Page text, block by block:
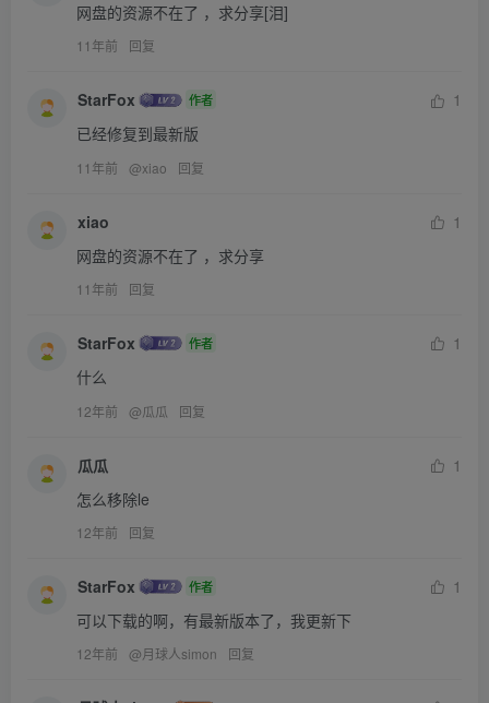
网盘的资源不在了 ，求分享[泪]
11年前 回复
StarFox 作者
1
已经修复到最新版
11年前 @xiao 回复
xiao
1
网盘的资源不在了 ，求分享
11年前 回复
StarFox 作者
1
什么
12年前 @瓜瓜 回复
瓜瓜
1
怎么移除le
12年前 回复
StarFox 作者
1
可以下载的啊，有最新版本了，我更新下
12年前 @月球人simon 回复